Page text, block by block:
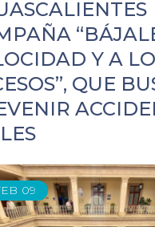
Y A
QUE
09